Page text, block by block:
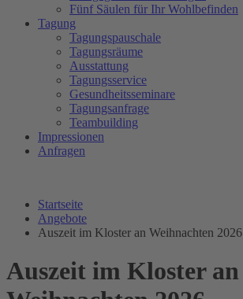
Fünf Säulen für Ihr Wohlbefinden
Tagung
Tagungspauschale
Tagungsräume
Ausstattung
Tagungsservice
Gesundheitsseminare
Tagungsanfrage
Teambuilding
Impressionen
Anfragen
Startseite
Angebote
Auszeit im Kloster an Weihnachten 2026
Auszeit im Kloster an